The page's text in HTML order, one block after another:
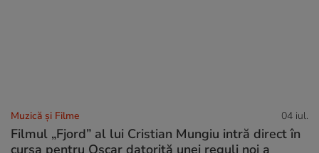
Muzică și Filme 04 iul.
Filmul „Fjord” al lui Cristian Mungiu intră direct în
cursa pentru Oscar datorită unei reguli noi a